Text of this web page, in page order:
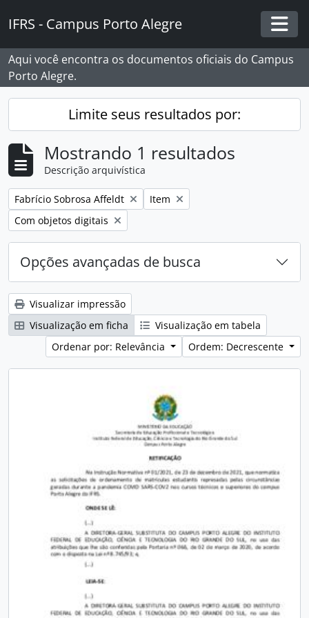
IFRS - Campus Porto Alegre
Aqui você encontra os documentos oficiais do Campus
Porto Alegre.
Limite seus resultados por:
Mostrando 1 resultados
Descrição arquivística
Remover filtro:
Fabrício Sobrosa Affeldt Remover filtro:
Item
Remover filtro:
Com objetos digitais
Opções avançadas de busca
Visualizar impressão
Visualização em ficha
Visualização em tabela
Ordenar por: Relevância
Ordem: Decrescente